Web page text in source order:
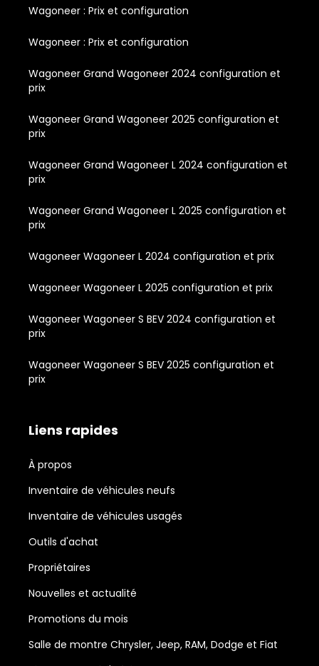
Wagoneer : Prix et configuration
Wagoneer : Prix et configuration
Wagoneer Grand Wagoneer 2024 configuration et
prix
Wagoneer Grand Wagoneer 2025 configuration et
prix
Wagoneer Grand Wagoneer L 2024 configuration et
prix
Wagoneer Grand Wagoneer L 2025 configuration et
prix
Wagoneer Wagoneer L 2024 configuration et prix
Wagoneer Wagoneer L 2025 configuration et prix
Wagoneer Wagoneer S BEV 2024 configuration et
prix
Wagoneer Wagoneer S BEV 2025 configuration et
prix
Liens rapides
À propos
Inventaire de véhicules neufs
Inventaire de véhicules usagés
Outils d'achat
Propriétaires
Nouvelles et actualité
Promotions du mois
Salle de montre Chrysler, Jeep, RAM, Dodge et Fiat